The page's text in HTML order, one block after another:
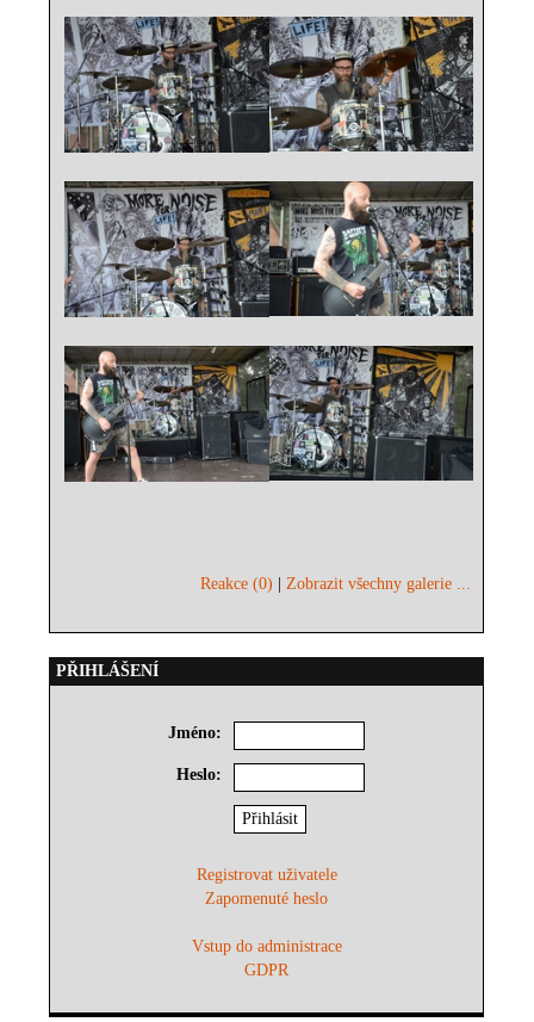
Reakce (0) |Zobrazit všechny galerie ...
PŘIHLÁŠENÍ
Jméno:
Heslo:
Registrovat uživatele
Zapomenuté heslo
Vstup do administrace
GDPR